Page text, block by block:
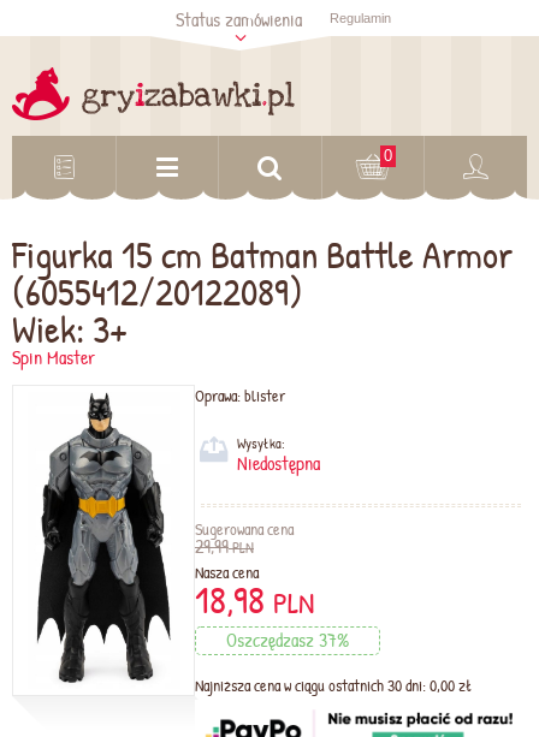
Sprawdź status
zamówienia
Status zamówienia Regulamin
0
Figurka 15 cm Batman Battle Armor
(6055412/20122089)
Wiek: 3+
Spin Master
Oprawa:blister
Wysyłka:
Niedostępna
Sugerowana cena
29,99PLN
Nasza cena
18,98 PLN
Oszczędzasz 37%
Najniższa cena w ciągu ostatnich 30 dni: 0,00 zł